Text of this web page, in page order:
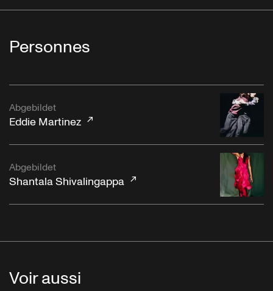
Personnes
Abgebildet
Eddie Martinez
Abgebildet
Shantala Shivalingappa
Voir aussi